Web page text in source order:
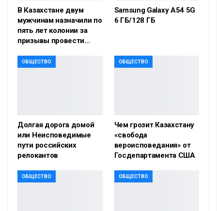
В Казахстане двум
мужчинам назначили по
пять лет колонии за
призывы провести…
Samsung Galaxy A54 5G
6 ГБ/128 ГБ
ОБЩЕСТВО
Долгая дорога домой
или Неисповедимые
пути российских
релокантов
ОБЩЕСТВО
Чем грозит Казахстану
«свобода
вероисповедания» от
Госдепартамента США
ОБЩЕСТВО ОБЩЕСТВО